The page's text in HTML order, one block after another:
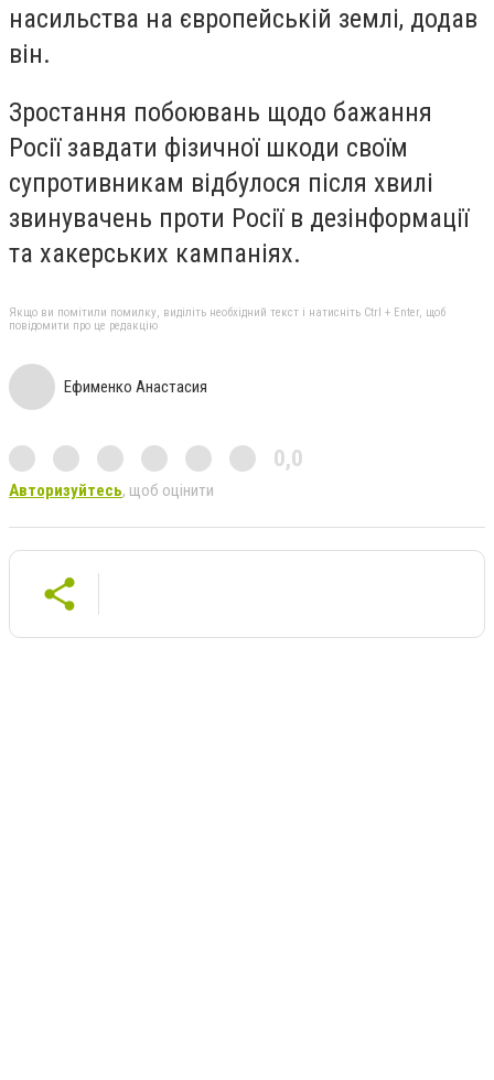
насильства на європейській землі, додав
він.
Зростання побоювань щодо бажання
Росії завдати фізичної шкоди своїм
супротивникам відбулося після хвилі
звинувачень проти Росії в дезінформації
та хакерських кампаніях.
Якщо ви помітили помилку, виділіть необхідний текст і натисніть Ctrl + Enter, щоб
повідомити про це редакцію
Ефименко Анастасия
0,0
Авторизуйтесь, щоб оцінити